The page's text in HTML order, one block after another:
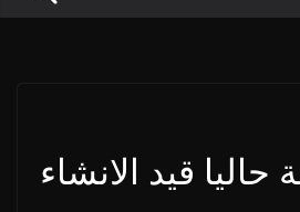
قيد الانشاء